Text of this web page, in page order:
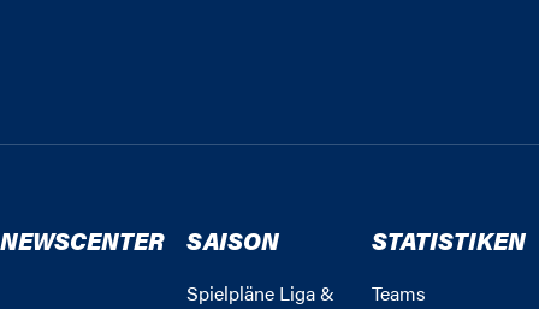
NEWSCENTER SAISON
Spielpläne Liga &
STATISTIKEN
Teams